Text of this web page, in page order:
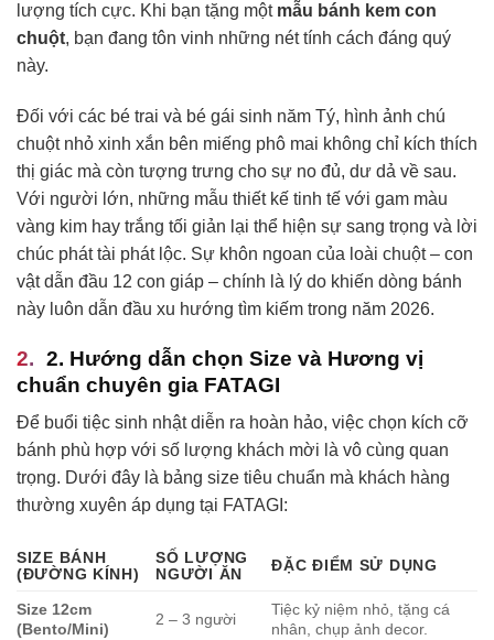
lượng tích cực. Khi bạn tặng một mẫu bánh kem con
chuột, bạn đang tôn vinh những nét tính cách đáng quý
này.
Đối với các bé trai và bé gái sinh năm Tý, hình ảnh chú
chuột nhỏ xinh xắn bên miếng phô mai không chỉ kích thích
thị giác mà còn tượng trưng cho sự no đủ, dư dả về sau.
Với người lớn, những mẫu thiết kế tinh tế với gam màu
vàng kim hay trắng tối giản lại thể hiện sự sang trọng và lời
chúc phát tài phát lộc. Sự khôn ngoan của loài chuột – con
vật dẫn đầu 12 con giáp – chính là lý do khiến dòng bánh
này luôn dẫn đầu xu hướng tìm kiếm trong năm 2026.
2. Hướng dẫn chọn Size và Hương vị
chuẩn chuyên gia FATAGI
Để buổi tiệc sinh nhật diễn ra hoàn hảo, việc chọn kích cỡ
bánh phù hợp với số lượng khách mời là vô cùng quan
trọng. Dưới đây là bảng size tiêu chuẩn mà khách hàng
thường xuyên áp dụng tại FATAGI:
SIZE BÁNH
(ĐƯỜNG KÍNH)
SỐ LƯỢNG
NGƯỜI ĂN
ĐẶC ĐIỂM SỬ DỤNG
Size 12cm
(Bento/Mini)
2 – 3 người
Tiệc kỷ niệm nhỏ, tặng cá
nhân, chụp ảnh decor.